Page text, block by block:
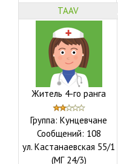
TAAV
Житель 4-го ранга
Группа: Кунцевчане
Сообщений: 108
ул. Кастанаевская 55/1
(МГ 24/3)